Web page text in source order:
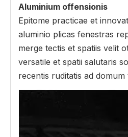
Aluminium offensionis
Epitome practicae et
aluminio plicas fenestras
merge tectis et spatiis velit
versatile et spatii salutaris
recentis ruditatis ad domum